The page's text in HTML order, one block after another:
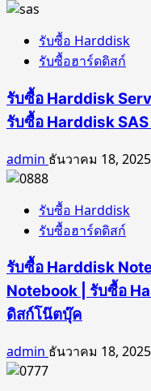
รับซื้อ Harddisk
รับซื้อฮาร์ดดิสก์
รับซื้อ Harddisk
รับซื้อ Harddisk
admin ธันวาคม 18, 2025
รับซื้อ Harddisk
รับซื้อฮาร์ดดิสก์
รับซื้อ Harddisk
Notebook | รับซื้อ
ดิสก์โน๊ตบุ๊ค
admin ธันวาคม 18, 2025